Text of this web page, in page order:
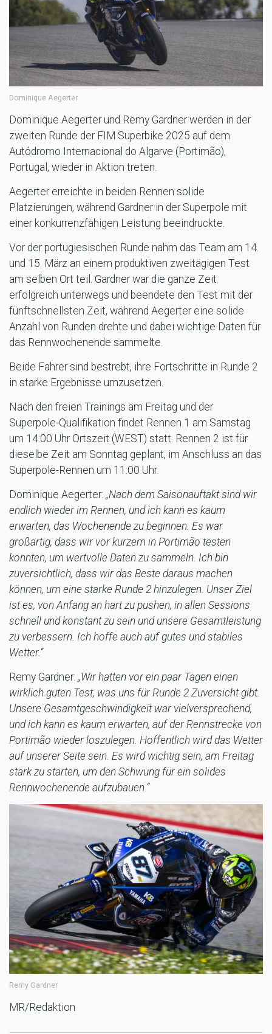
Dominique Aegerter
Dominique Aegerter und Remy Gardner werden in der
zweiten Runde der FIM Superbike 2025 auf dem
Autódromo Internacional do Algarve (Portimão),
Portugal, wieder in Aktion treten.
Aegerter erreichte in beiden Rennen solide
Platzierungen, während Gardner in der Superpole mit
einer konkurrenzfähigen Leistung beeindruckte.
Vor der portugiesischen Runde nahm das Team am 14.
und 15. März an einem produktiven zweitägigen Test
am selben Ort teil. Gardner war die ganze Zeit
erfolgreich unterwegs und beendete den Test mit der
fünftschnellsten Zeit, während Aegerter eine solide
Anzahl von Runden drehte und dabei wichtige Daten für
das Rennwochenende sammelte.
Beide Fahrer sind bestrebt, ihre Fortschritte in Runde 2
in starke Ergebnisse umzusetzen.
Nach den freien Trainings am Freitag und der
Superpole-Qualifikation findet Rennen 1 am Samstag
um 14:00 Uhr Ortszeit (WEST) statt. Rennen 2 ist für
dieselbe Zeit am Sonntag geplant, im Anschluss an das
Superpole-Rennen um 11:00 Uhr.
Dominique Aegerter: „Nach dem Saisonauftakt sind wir
endlich wieder im Rennen, und ich kann es kaum
erwarten, das Wochenende zu beginnen. Es war
großartig, dass wir vor kurzem in Portimão testen
konnten, um wertvolle Daten zu sammeln. Ich bin
zuversichtlich, dass wir das Beste daraus machen
können, um eine starke Runde 2 hinzulegen. Unser Ziel
ist es, von Anfang an hart zu pushen, in allen Sessions
schnell und konstant zu sein und unsere Gesamtleistung
zu verbessern. Ich hoffe auch auf gutes und stabiles
Wetter.“
Remy Gardner: „Wir hatten vor ein paar Tagen einen
wirklich guten Test, was uns für Runde 2 Zuversicht gibt.
Unsere Gesamtgeschwindigkeit war vielversprechend,
und ich kann es kaum erwarten, auf der Rennstrecke von
Portimão wieder loszulegen. Hoffentlich wird das Wetter
auf unserer Seite sein. Es wird wichtig sein, am Freitag
stark zu starten, um den Schwung für ein solides
Rennwochenende aufzubauen.“
Remy Gardner
MR/Redaktion